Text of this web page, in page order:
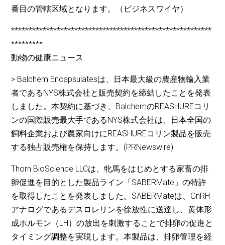
番目の管轄区域となります。（ビジネスワイヤ）
*********************************************************
*********
動物の健康ニュース
> Balchem Encapsulatesは、日本最大級の農産物輸入業
者であるNYS株式会社と販売契約を締結したことを発表
しました。本契約に基づき、BalchemのREASHUREコリ
ンの国際販売最大手であるNYS株式会社は、日本全国の
飼料企業および農家向けにREASHUREコリン製品を販売
する独占販売権を保持します。(PRNewswire)
Thorn BioScience LLCは、牝馬をはじめとする家畜の排
卵促進を目的とした製品ライン「SABERMate」の特許
を取得したことを発表しました。SABERMateは、GnRH
アナログであるデスロレリンを徐放性に送達し、黄体形
成ホルモン（LH）の放出を刺激することで排卵の促進と
タイミング調整を実現します。本製品は、排卵管理を経